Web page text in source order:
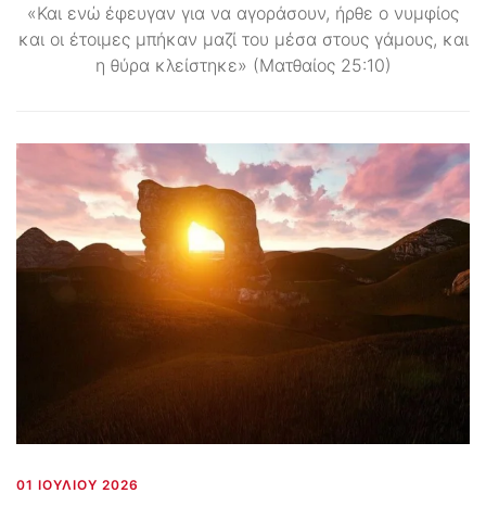
«Και ενώ έφευγαν για να αγοράσουν, ήρθε ο νυμφίος
και οι έτοιμες μπήκαν μαζί του μέσα στους γάμους, και
η θύρα κλείστηκε» (Ματθαίος 25:10)
01 ΙΟΥΛΊΟΥ 2026